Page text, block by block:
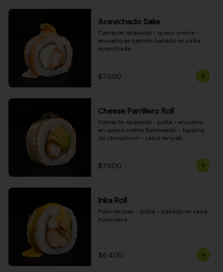
Acevichado Sake
Camarón apanado - queso crema -
envuelto en salmón bañado en salsa
acevichada
$7.600
Cheese Parrillero Roll
Camarón apanado - palta - envuelto
en queso crema flambeado - topping
de chimichurri - salsa teriyaki
$7.800
Inka Roll
Pollo teriyaki - palta - bañado en salsa
huancaína
$6.400